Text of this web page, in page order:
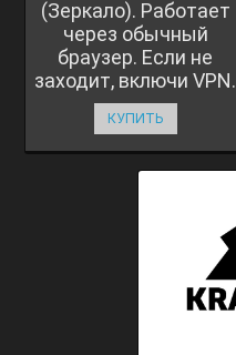
(Зеркало). Работает
через обычный
браузер. Если не
заходит, включи VPN.
КУПИТЬ